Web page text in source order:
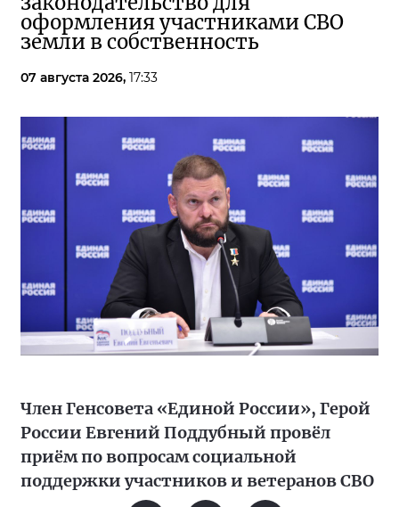
оформления участниками СВО
земли в собственность
07 августа 2026, 17:33
Член Генсовета «Единой России», Герой
России Евгений Поддубный провёл
приём по вопросам социальной
поддержки участников и ветеранов СВО